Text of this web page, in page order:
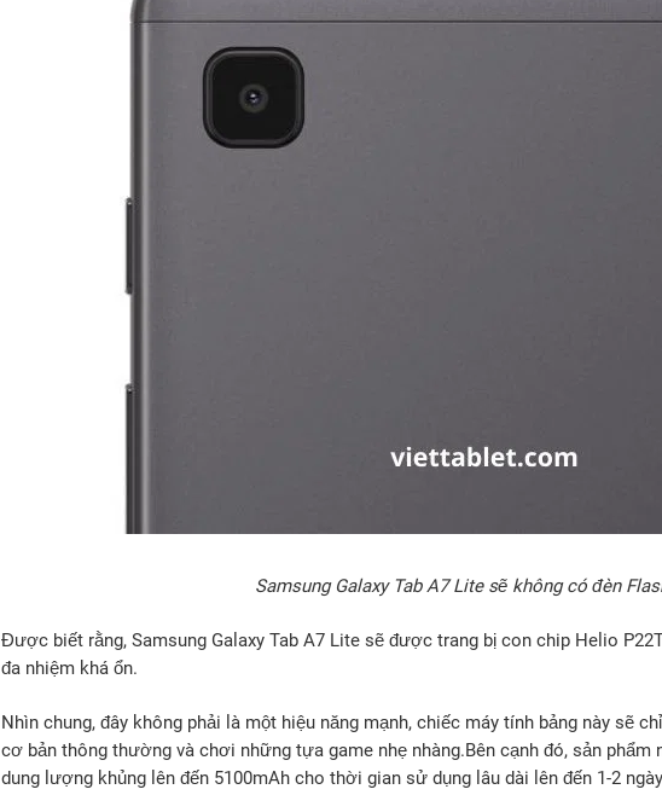
Samsung Galaxy Tab A7 Lite sẽ không có đèn
Được biết rằng, Samsung Galaxy Tab A7 Lite sẽ được trang bị con chip Helio
đa nhiệm khá ổn.
Nhìn chung, đây không phải là một hiệu năng mạnh, chiếc máy tính bảng này sẽ
cơ bản thông thường và chơi những tựa game nhẹ nhàng.Bên cạnh đó, sản
dung lượng khủng lên đến 5100mAh cho thời gian sử dụng lâu dài lên đến 1-2